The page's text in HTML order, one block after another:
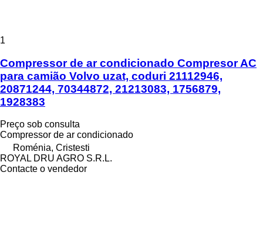
1
Compressor de ar condicionado Compresor AC
para camião Volvo uzat, coduri 21112946,
20871244, 70344872, 21213083, 1756879,
1928383
Preço sob consulta
Compressor de ar condicionado
Roménia, Cristesti
ROYAL DRU AGRO S.R.L.
Contacte o vendedor